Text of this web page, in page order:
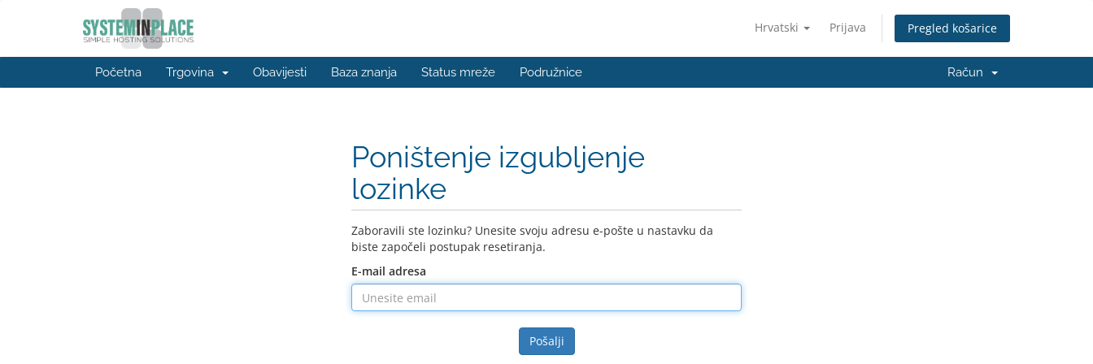
Hrvatski Prijava Pregled košarice
Početna Trgovina Obavijesti Baza znanja Status mreže Podružnice Račun
Poništenje izgubljenje
lozinke
Zaboravili ste lozinku? Unesite svoju adresu e-pošte u nastavku da
biste započeli postupak resetiranja.
E-mail adresa
Pošalji